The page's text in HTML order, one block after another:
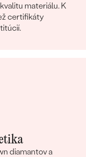
materiálu. K
certifikáty
diamantov a